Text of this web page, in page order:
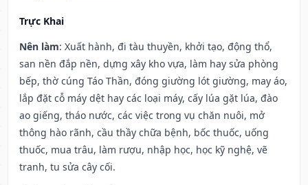
Trực Khai
Nên làm: Xuất hành, đi tàu thuyền, khởi tạo, động thổ,
san nền đắp nền, dựng xây kho vựa, làm hay sửa phòng
bếp, thờ cúng Táo Thần, đóng giường lót giường, may áo,
lắp đặt cỗ máy dệt hay các loại máy, cấy lúa gặt lúa, đào
ao giếng, tháo nước, các việc trong vụ chăn nuôi, mở
thông hào rãnh, cầu thầy chữa bệnh, bốc thuốc, uống
thuốc, mua trâu, làm rượu, nhập học, học kỹ nghệ, vẽ
tranh, tu sửa cây cối.